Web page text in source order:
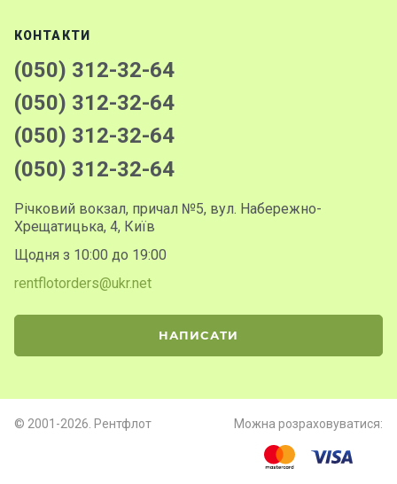
КОНТАКТИ
(050) 312-32-64
(050) 312-32-64
(050) 312-32-64
(050) 312-32-64
Річковий вокзал, причал №5, вул. Набережно-
Хрещатицька, 4, Київ
Щодня з 10:00 до 19:00
rentflotorders@ukr.net
НАПИСАТИ
© 2001-2026. Рентфлот Можна розраховуватися: